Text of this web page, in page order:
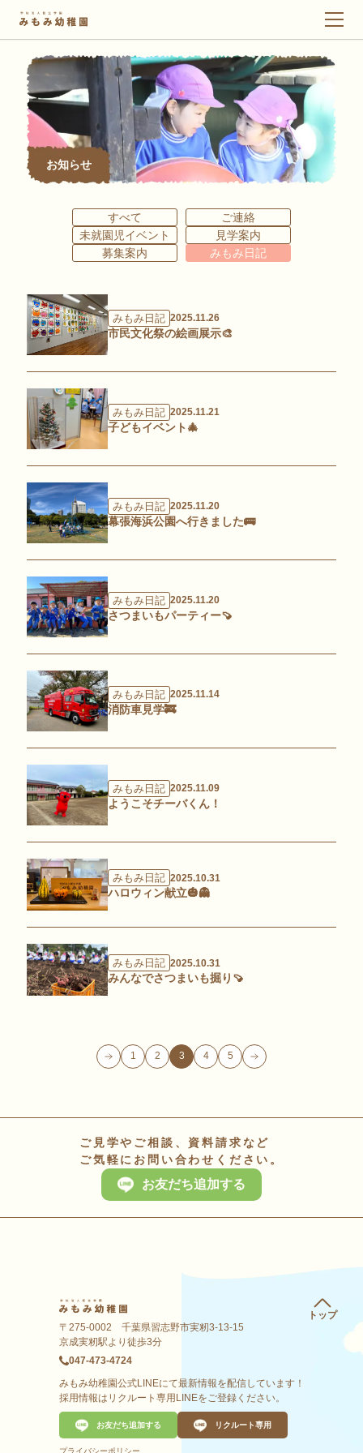
メ
お知らせ
すべて
ご連絡
未就園児イベント
見学案内
募集案内
みもみ日記
みもみ日記 2025.11.26
市民文化祭の絵画展示🎨
みもみ日記 2025.11.21
子どもイベント🎄
みもみ日記 2025.11.20
幕張海浜公園へ行きました🚌
みもみ日記 2025.11.20
さつまいもパーティー🍠
みもみ日記 2025.11.14
消防車見学🚒
みもみ日記 2025.11.09
ようこそチーバくん！
みもみ日記 2025.10.31
ハロウィン献立🎃👻
みもみ日記 2025.10.31
みんなでさつまいも掘り🍠
1 2 3 4 5
ご見学やご相談、資料請求など
ご気軽にお問い合わせください。
お友だち追加する
〒275-0002 千葉県習志野市実籾3-13-15
京成実籾駅より徒歩3分
047-473-4724
みもみ幼稚園公式LINEにて最新情報を配信しています！
採用情報はリクルート専用LINEをご登録ください。
お友だち追加する リクルート専用
プライバシーポリシー
トップ